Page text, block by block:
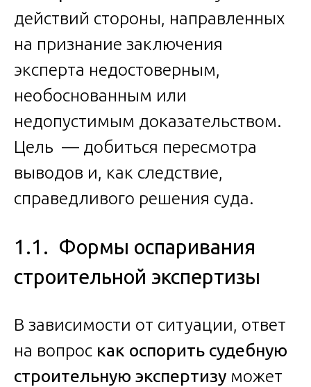
действий стороны, направленных
на признание заключения
эксперта недостоверным,
необоснованным или
недопустимым доказательством.
Цель — добиться пересмотра
выводов и, как следствие,
справедливого решения суда.
1.1. Формы оспаривания
строительной экспертизы
В зависимости от ситуации, ответ
на вопрос как оспорить судебную
строительную экспертизу может